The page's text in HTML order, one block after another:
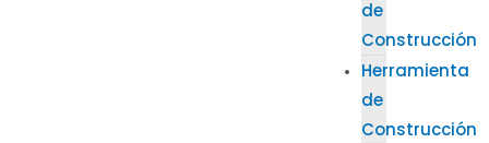
de
Construcción
Herramienta
de
Construcción